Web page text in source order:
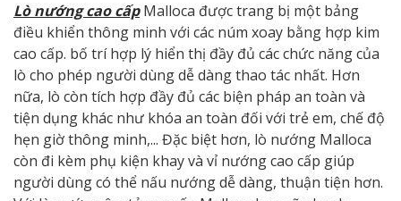
Lò nướng cao cấpMalloca được trang bị một bảng
điều khiển thông minh với các núm xoay bằng hợp kim
cao cấp. bố trí hợp lý hiển thị đầy đủ các chức năng của
lò cho phép người dùng dễ dàng thao tác nhất. Hơn
nữa, lò còn tích hợp đầy đủ các biện pháp an toàn và
tiện dụng khác như khóa an toàn đối với trẻ em, chế độ
hẹn giờ thông minh,... Đặc biệt hơn, lò nướng Malloca
còn đi kèm phụ kiện khay và vỉ nướng cao cấp giúp
người dùng có thể nấu nướng dễ dàng, thuận tiện hơn.